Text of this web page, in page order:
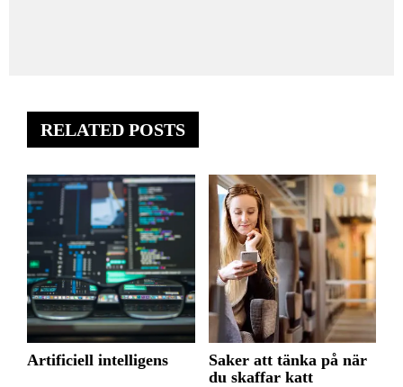
RELATED POSTS
Artificiell intelligens
Saker att tänka på när
du skaffar katt